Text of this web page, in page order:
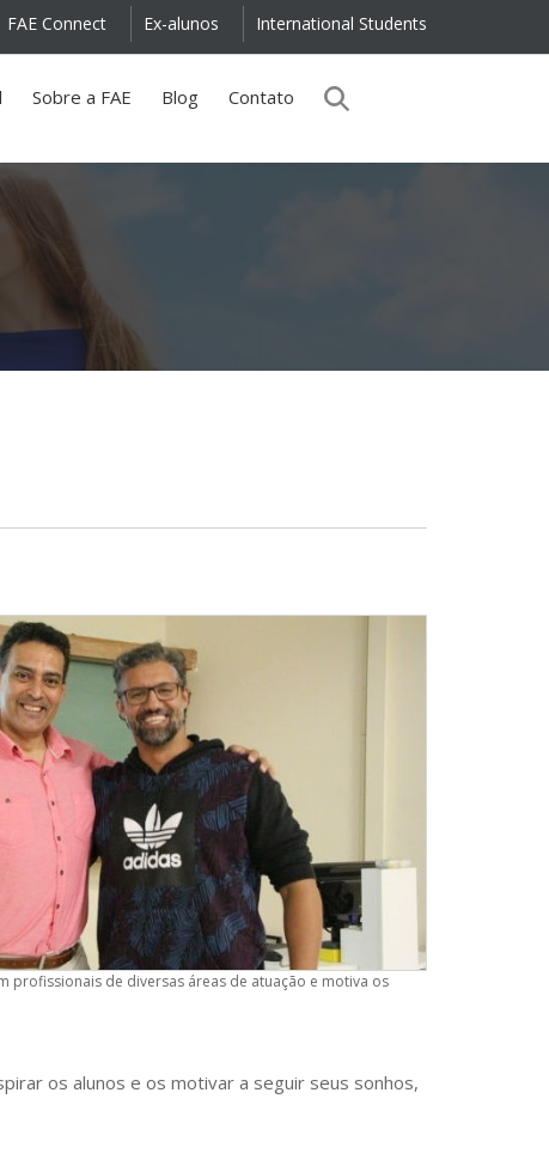
International Students
Ex-alunos
FAE Connect
Sobre a FAE Blog Contato
profissionais de diversas áreas de atuação e motiva os
os alunos e os motivar a seguir seus sonhos,